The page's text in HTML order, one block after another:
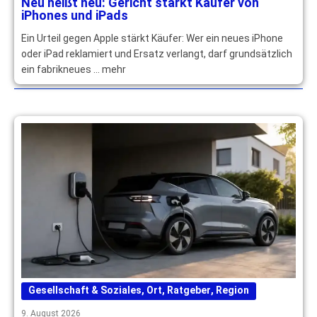
iPhones und iPads
Ein Urteil gegen Apple stärkt Käufer: Wer ein neues iPhone
oder iPad reklamiert und Ersatz verlangt, darf grundsätzlich
ein fabrikneues … mehr
Gesellschaft & Soziales, Ort, Ratgeber, Region
9. August 2026